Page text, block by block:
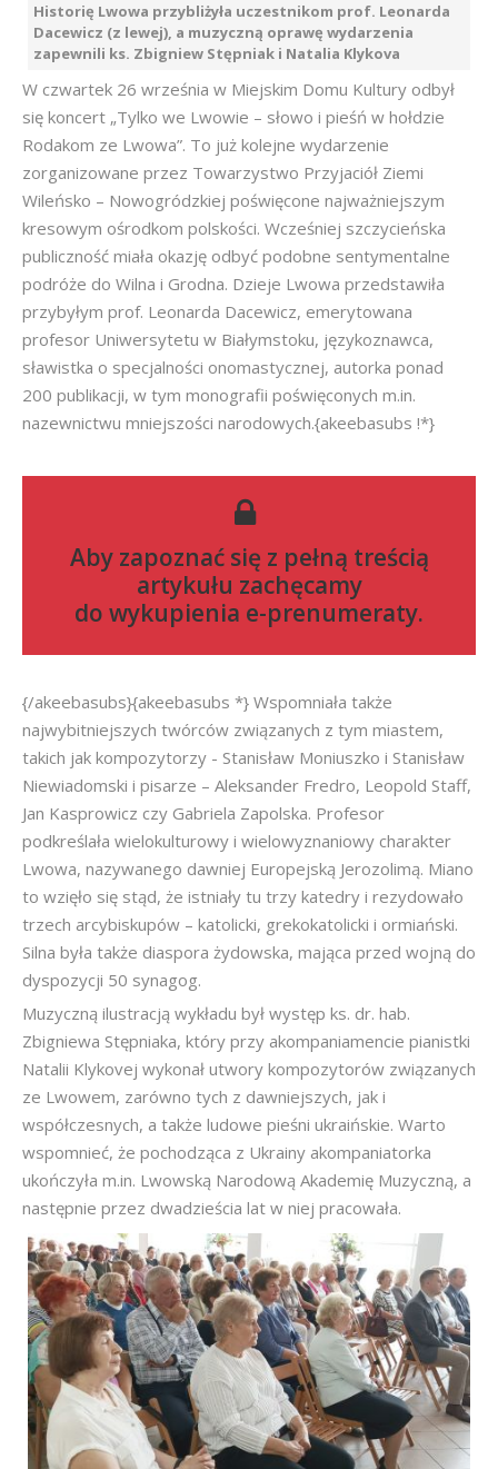
Historię Lwowa przybliżyła uczestnikom prof. Leonarda
Dacewicz (z lewej), a muzyczną oprawę wydarzenia
zapewnili ks. Zbigniew Stępniak i Natalia Klykova
W czwartek 26 września w Miejskim Domu Kultury odbył
się koncert „Tylko we Lwowie – słowo i pieśń w hołdzie
Rodakom ze Lwowa”. To już kolejne wydarzenie
zorganizowane przez Towarzystwo Przyjaciół Ziemi
Wileńsko – Nowogródzkiej poświęcone najważniejszym
kresowym ośrodkom polskości. Wcześniej szczycieńska
publiczność miała okazję odbyć podobne sentymentalne
podróże do Wilna i Grodna. Dzieje Lwowa przedstawiła
przybyłym prof. Leonarda Dacewicz, emerytowana
profesor Uniwersytetu w Białymstoku, językoznawca,
sławistka o specjalności onomastycznej, autorka ponad
200 publikacji, w tym monografii poświęconych m.in.
nazewnictwu mniejszości narodowych.{akeebasubs !*}
Aby zapoznać się z pełną treścią
artykułu zachęcamy
do wykupienia e-prenumeraty.
{/akeebasubs}{akeebasubs *} Wspomniała także
najwybitniejszych twórców związanych z tym miastem,
takich jak kompozytorzy - Stanisław Moniuszko i Stanisław
Niewiadomski i pisarze – Aleksander Fredro, Leopold Staff,
Jan Kasprowicz czy Gabriela Zapolska. Profesor
podkreślała wielokulturowy i wielowyznaniowy charakter
Lwowa, nazywanego dawniej Europejską Jerozolimą. Miano
to wzięło się stąd, że istniały tu trzy katedry i rezydowało
trzech arcybiskupów – katolicki, grekokatolicki i ormiański.
Silna była także diaspora żydowska, mająca przed wojną do
dyspozycji 50 synagog.
Muzyczną ilustracją wykładu był występ ks. dr. hab.
Zbigniewa Stępniaka, który przy akompaniamencie pianistki
Natalii Klykovej wykonał utwory kompozytorów związanych
ze Lwowem, zarówno tych z dawniejszych, jak i
współczesnych, a także ludowe pieśni ukraińskie. Warto
wspomnieć, że pochodząca z Ukrainy akompaniatorka
ukończyła m.in. Lwowską Narodową Akademię Muzyczną, a
następnie przez dwadzieścia lat w niej pracowała.